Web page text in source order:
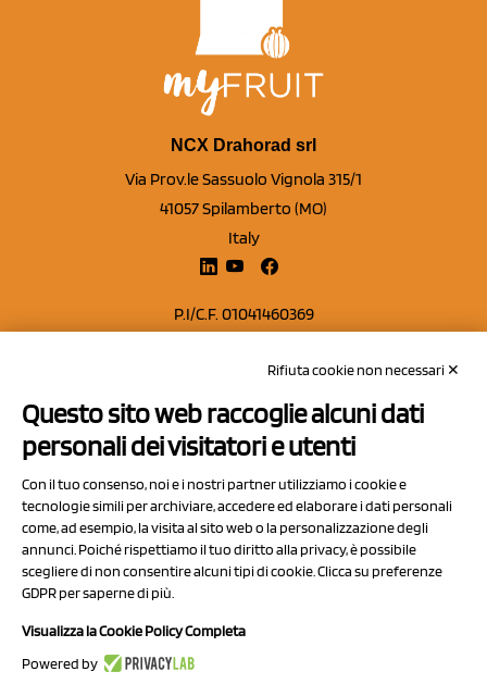
NCX Drahorad srl
Via Prov.le Sassuolo Vignola 315/1
41057 Spilamberto (MO)
Italy
P.I/C.F. 01041460369
Capitale sociale Euro 50.000,00 i.v.
Contatti
Privacy Policy
Cookie Policy
Chi Siamo
Rifiuta cookie non necessari ✕
Questo sito web raccoglie alcuni dati
personali dei visitatori e utenti
Con il tuo consenso, noi e i nostri partner utilizziamo i cookie e
tecnologie simili per archiviare, accedere ed elaborare i dati personali
come, ad esempio, la visita al sito web o la personalizzazione degli
annunci. Poiché rispettiamo il tuo diritto alla privacy, è possibile
scegliere di non consentire alcuni tipi di cookie. Clicca su preferenze
GDPR per saperne di più.
Visualizza la Cookie Policy Completa
Powered by